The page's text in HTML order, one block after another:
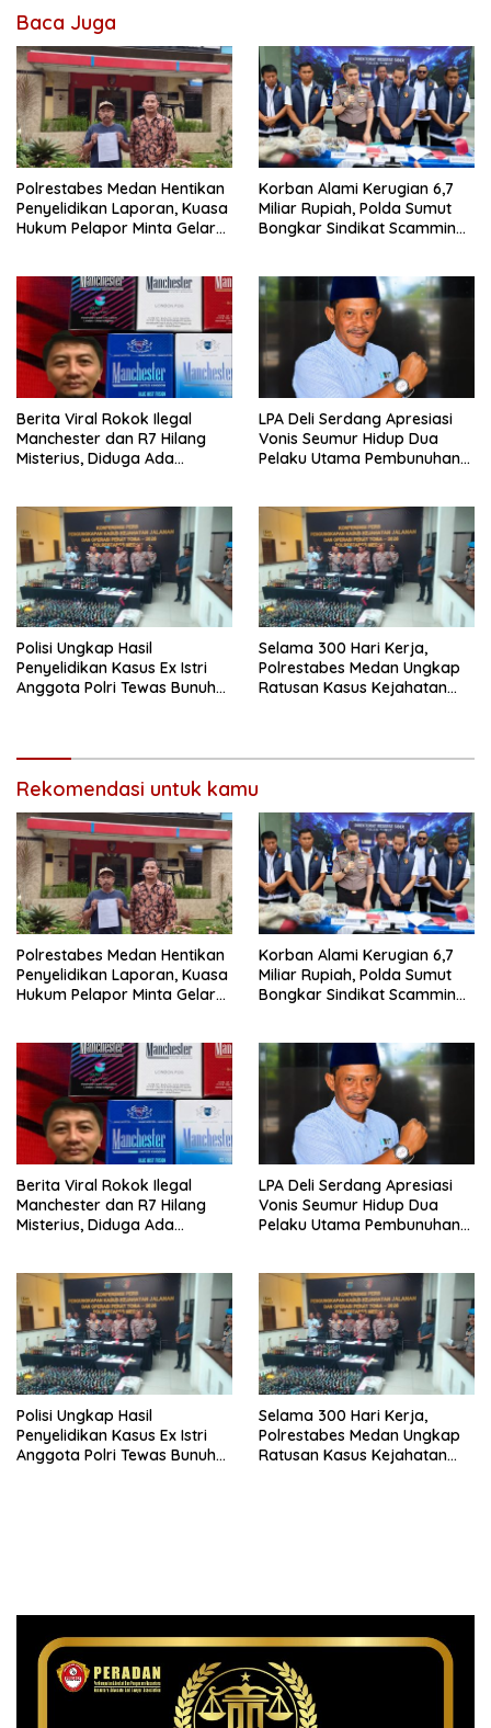
Baca Juga
Polrestabes Medan Hentikan
Penyelidikan Laporan, Kuasa
Hukum Pelapor Minta Gelar
Korban Alami Kerugian 6,7
Miliar Rupiah, Polda Sumut
Bongkar Sindikat Scamming
Berita Viral Rokok Ilegal
Manchester dan R7 Hilang
Misterius, Diduga Ada
LPA Deli Serdang Apresiasi
Vonis Seumur Hidup Dua
Pelaku Utama Pembunuhan
Polisi Ungkap Hasil
Penyelidikan Kasus Ex Istri
Anggota Polri Tewas Bunuh
Selama 300 Hari Kerja,
Polrestabes Medan Ungkap
Ratusan Kasus Kejahatan
Rekomendasi untuk kamu
Polrestabes Medan Hentikan
Penyelidikan Laporan, Kuasa
Hukum Pelapor Minta Gelar
Korban Alami Kerugian 6,7
Miliar Rupiah, Polda Sumut
Bongkar Sindikat Scamming
Berita Viral Rokok Ilegal
Manchester dan R7 Hilang
Misterius, Diduga Ada
LPA Deli Serdang Apresiasi
Vonis Seumur Hidup Dua
Pelaku Utama Pembunuhan
Polisi Ungkap Hasil
Penyelidikan Kasus Ex Istri
Anggota Polri Tewas Bunuh
Selama 300 Hari Kerja,
Polrestabes Medan Ungkap
Ratusan Kasus Kejahatan